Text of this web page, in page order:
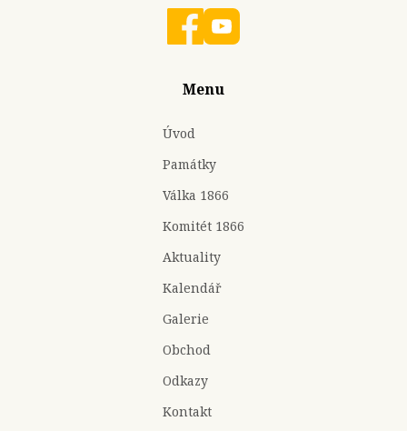
Menu
Úvod
Památky
Válka 1866
Komitét 1866
Aktuality
Kalendář
Galerie
Obchod
Odkazy
Kontakt